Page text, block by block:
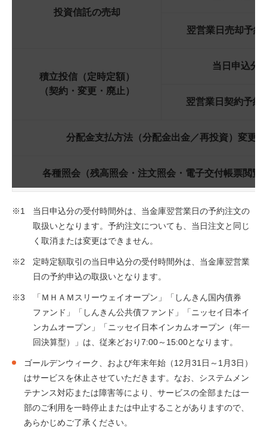
投資信託の売却
翌営業日売却予約
積立投信（定時定額）
（契約・変更・廃止）
当日申込分
翌営業日契約予約
分配金支払方法（分配金出金／再投資）変更
各種照会（残高照会・注文照会・電子交付帳票閲覧
当日申込分の受付時間外は、当金庫翌営業日の予約注文の
取扱いとなります。予約注文についても、当日注文と同じ
く取消または変更はできません。
定時定額取引の当日申込分の受付時間外は、当金庫翌営業
日の予約申込の取扱いとなります。
「ＭＨＡＭスリーウェイオープン」「しんきん国内債券
ファンド」「しんきん公共債ファンド」「ニッセイ日本イ
ンカムオープン」「ニッセイ日本インカムオープン（年一
回決算型）」は、従来どおり7:00～15:00となります。
ゴールデンウィーク、および年末年始（12月31日～1月3日）
はサービスを休止させていただきます。なお、システムメン
テナンス対応または障害等により、サービスの全部または一
部のご利用を一時停止または中止することがありますので、
あらかじめご了承ください。